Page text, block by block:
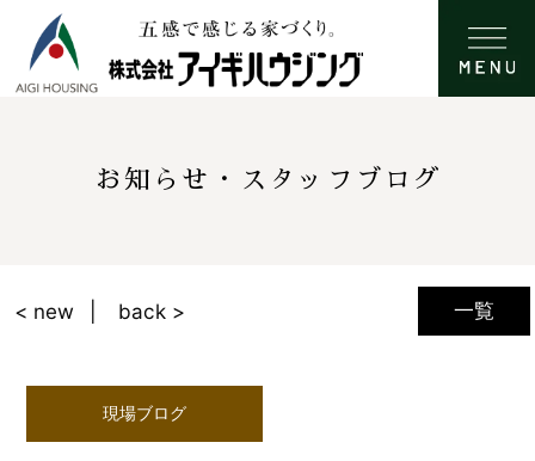
お知らせ・スタッフブログ
一覧
< new back >
現場ブログ